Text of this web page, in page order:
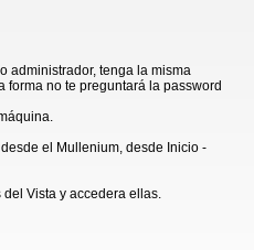
administrador, tenga la misma
forma no te preguntará la password
el Mullenium, desde Inicio -
Vista y accedera ellas.